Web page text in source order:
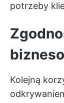
potrzeby
Kolejną